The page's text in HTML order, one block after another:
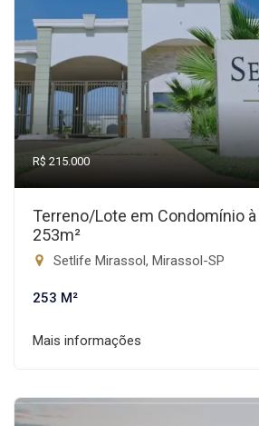
R$ 215.000
Terreno/Lote em Condomínio
253m²
Setlife Mirassol, Mirassol-SP
253 M²
Mais informações